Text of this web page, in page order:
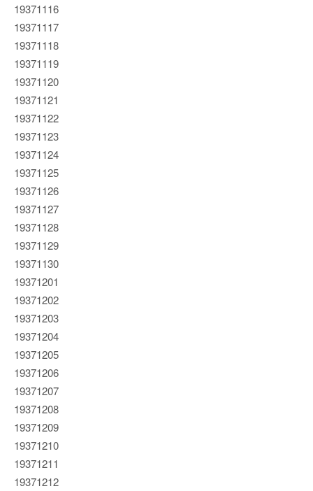
19371116
19371117
19371118
19371119
19371120
19371121
19371122
19371123
19371124
19371125
19371126
19371127
19371128
19371129
19371130
19371201
19371202
19371203
19371204
19371205
19371206
19371207
19371208
19371209
19371210
19371211
19371212